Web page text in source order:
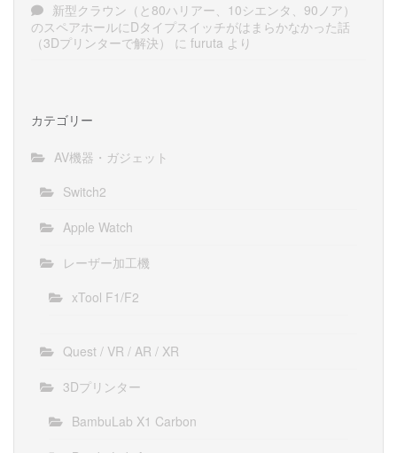
新型クラウン（と80ハリアー、10シエンタ、90ノア）
のスペアホールにDタイプスイッチがはまらかなかった話
（3Dプリンターで解決）
に furuta より
カテゴリー
AV機器・ガジェット
Switch2
Apple Watch
レーザー加工機
xTool F1/F2
Quest / VR / AR / XR
3Dプリンター
BambuLab X1 Carbon